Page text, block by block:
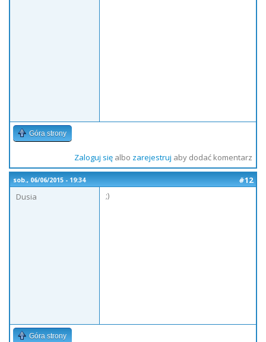
Góra strony
Zaloguj sięalbo zarejestruj aby dodać komentarz
sob., 06/06/2015 - 19:34
#12
Dusia
;)
Góra strony